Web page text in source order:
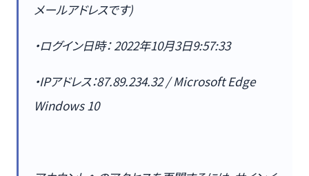
メールアドレスです)
・ログイン日時： 2022年10月3日9:57:33
・IPアドレス：87.89.234.32 / Microsoft Edge
Windows 10